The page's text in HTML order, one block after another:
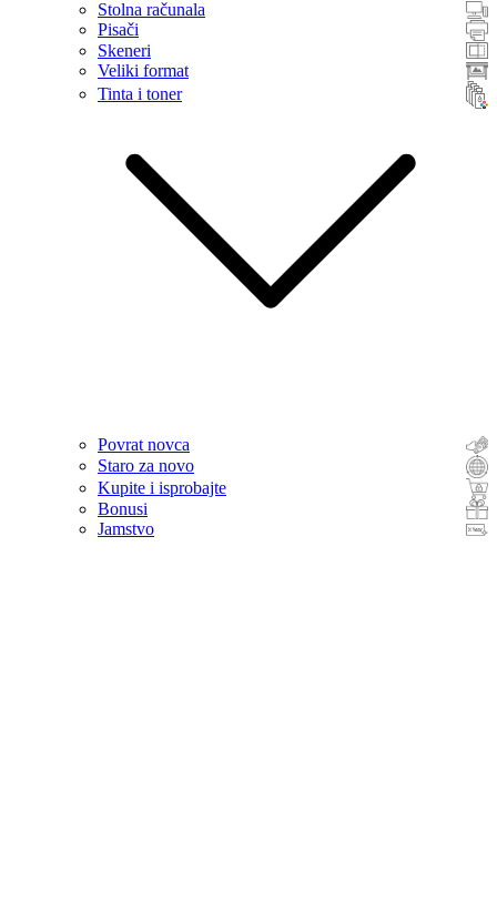
Stolna računala
Pisači
Skeneri
Veliki format
Tinta i toner
Povrat novca
Staro za novo
Kupite i isprobajte
Bonusi
Jamstvo